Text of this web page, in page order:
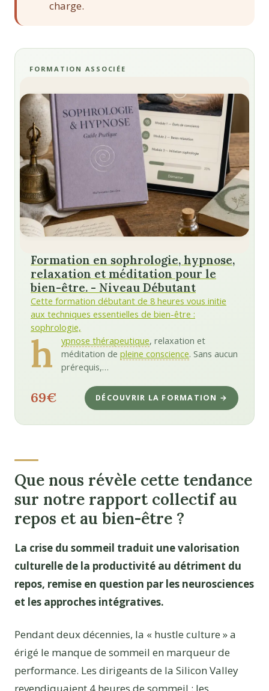
charge.
FORMATION ASSOCIÉE
Formation en sophrologie, hypnose,
relaxation et méditation pour le
bien-être. - Niveau Débutant
Cette formation débutant de 8 heures vous initie
aux techniques essentielles de bien-être :
sophrologie,
h ypnose thérapeutique, relaxation et
méditation de pleine conscience. Sans aucun
prérequis,…
69€ DÉCOUVRIR LA FORMATION →
Que nous révèle cette tendance
sur notre rapport collectif au
repos et au bien-être ?
La crise du sommeil traduit une valorisation
culturelle de la productivité au détriment du
repos, remise en question par les neurosciences
et les approches intégratives.
Pendant deux décennies, la « hustle culture » a
érigé le manque de sommeil en marqueur de
performance. Les dirigeants de la Silicon Valley